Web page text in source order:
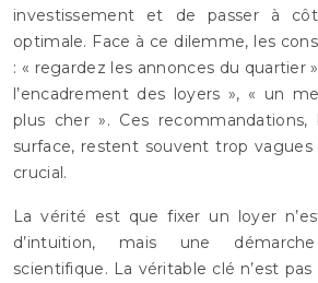
investissement et de passer à
optimale. Face à ce dilemme, les
: « regardez les annonces du quartier
l’encadrement des loyers », « un
plus cher ». Ces
surface, restent souvent trop vagues
crucial.
La vérité est que fixer un loyer
d’intuition, mais une
scientifique. La véritable clé n’est